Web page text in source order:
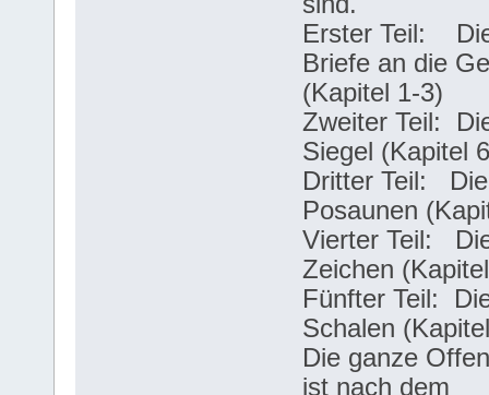
Erster Teil:
Briefe an die
(Kapitel 1-3)
Zweiter Teil:
Siegel (Kapitel
Dritter Teil:
Posaunen
Vierter Teil:
Zeichen
Fünfter Teil:
Schalen
Die ganze
ist nach dem